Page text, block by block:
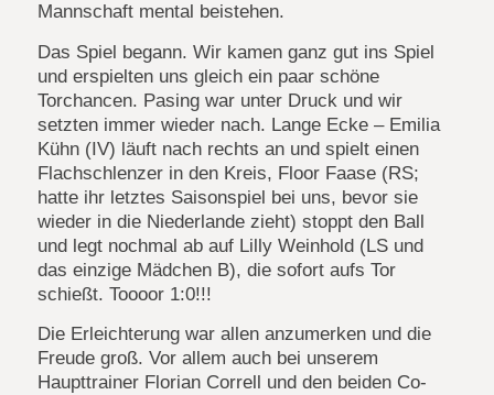
Mannschaft mental beistehen.
Das Spiel begann. Wir kamen ganz gut ins Spiel
und erspielten uns gleich ein paar schöne
Torchancen. Pasing war unter Druck und wir
setzten immer wieder nach. Lange Ecke – Emilia
Kühn (IV) läuft nach rechts an und spielt einen
Flachschlenzer in den Kreis, Floor Faase (RS;
hatte ihr letztes Saisonspiel bei uns, bevor sie
wieder in die Niederlande zieht) stoppt den Ball
und legt nochmal ab auf Lilly Weinhold (LS und
das einzige Mädchen B), die sofort aufs Tor
schießt. Toooor 1:0!!!
Die Erleichterung war allen anzumerken und die
Freude groß. Vor allem auch bei unserem
Haupttrainer Florian Correll und den beiden Co-